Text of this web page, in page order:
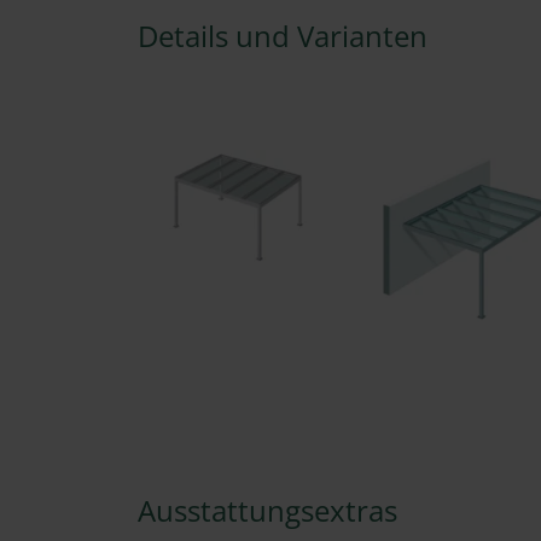
Details und Varianten
Ausstattungsextras